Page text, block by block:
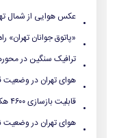
. عکس هوایی از شمال
. «پاتوق جوانان تهران»
. ترافیک سنگین در
. هوای تهران در وضعیت
. قابلیت بازسازی ۴۶۰۰ هکتار بافت فرسوده در تهران
. هوای تهران در وضعیت